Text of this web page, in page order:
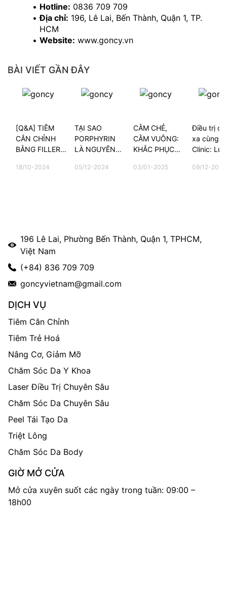
Hotline: 0836 709 709
Địa chỉ: 196, Lê Lai, Bến Thành, Quận 1, TP.
HCM
Website: www.goncy.vn
BÀI VIẾT GẦN ĐÂY
[Q&A] TIÊM
CÂN CHỈNH
BẰNG FILLER
KHÔNG?
18/10-2024
TẠI SAO
PORPHYRIN
LÀ NGUYÊN
GÂY NÊN
05/12-2024
CẰM CHẺ,
CẰM VUÔNG:
KHẮC PHỤC
NÀO?
03/01-2025
Điều trị
xa cùng
Clinic: Lựa
kiều bào
09/12-2025
196 Lê Lai, Phường Bến Thành, Quận 1, TPHCM,
Việt Nam
(+84) 836 709 709
goncyvietnam@gmail.com
DỊCH VỤ
Tiêm Cân Chỉnh
Tiêm Trẻ Hoá
Nâng Cơ, Giảm Mỡ
Chăm Sóc Da Y Khoa
Laser Điều Trị Chuyên Sâu
Chăm Sóc Da Chuyên Sâu
Peel Tái Tạo Da
Triệt Lông
Chăm Sóc Da Body
GIỜ MỞ CỬA
Mở cửa xuyên suốt các ngày trong tuần: 09:00 –
18h00